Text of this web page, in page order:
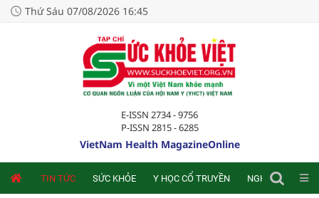
Thứ Sáu 07/08/2026 16:45
E-ISSN 2734 - 9756
P-ISSN 2815 - 6285
VietNam Health MagazineOnline
TIN TỨC SỨC KHỎE Y HỌC CỔ TRUYỀN NGHIÊN CỨU